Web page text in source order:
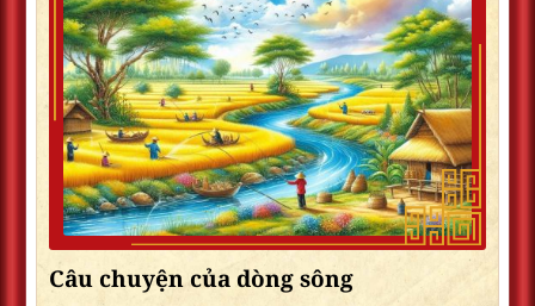
Câu chuyện của dòng sông